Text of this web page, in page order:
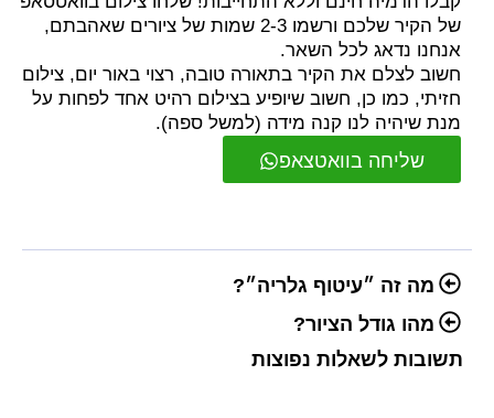
שליחה בוואטצאפ
של הקיר שלכם ורשמו 2-3 שמות של ציורים שאהבתם,
אנחנו נדאג לכל השאר.
חשוב לצלם את הקיר בתאורה טובה, רצוי באור יום, צילום
חזיתי, כמו כן, חשוב שיופיע בצילום רהיט אחד לפחות על
מנת שיהיה לנו קנה מידה (למשל ספה).
מה זה ״עיטוף גלריה״?
מהו גודל הציור?
תשובות לשאלות נפוצות